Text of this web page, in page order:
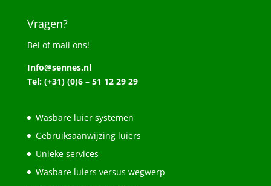
Vragen?
Bel of mail ons!
Info@sennes.nl
Tel: (+31) (0)6 – 51 12 29 29
Wasbare luier systemen
Gebruiksaanwijzing luiers
Unieke services
Wasbare luiers versus wegwerp